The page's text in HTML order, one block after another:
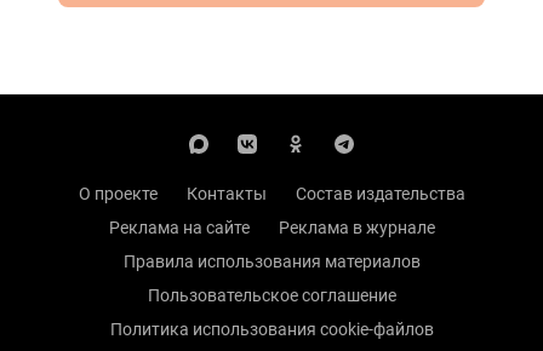
О проекте Контакты
Состав издательства
Реклама на сайте
Реклама в журнале
Правила использования материалов
Пользовательское соглашение
Политика использования cookie-файлов